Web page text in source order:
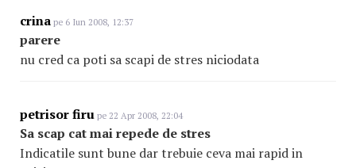
crina pe 6 Iun 2008, 12:37
parere
nu cred ca poti sa scapi de stres niciodata
petrisor firu pe 22 Apr 2008, 22:04
Sa scap cat mai repede de stres
Indicatile sunt bune dar trebuie ceva mai rapid in